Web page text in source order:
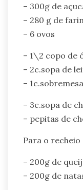
– 300g de
– 280 g de
– 6 ovos
– 1\2 copo de
– 2c.sopa de
–
– 3c.sopa de
– pepitas de
Para o
– 200g de
– 200g de